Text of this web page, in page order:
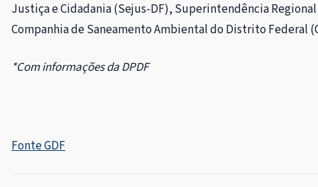
Justiça e Cidadania (Sejus-DF), Superintendência Regional
Companhia de Saneamento Ambiental do Distrito Federal
*Com informações da DPDF
Fonte GDF